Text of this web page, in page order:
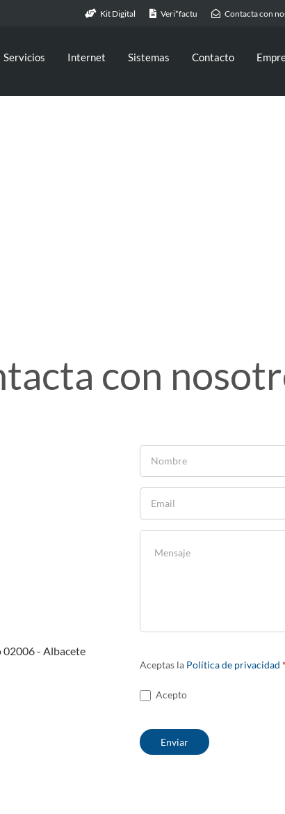
Kit Digital Veri*factu Contacta con
Servicios Internet Sistemas Contacto
con
02006 - Albacete
Aceptas la Política de privacidad
Acepto